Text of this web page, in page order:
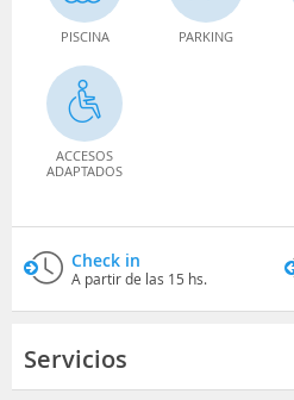
PISCINA PARKING
ACCESOS
ADAPTADOS
Check in
A partir de las 15 hs.
Servicios